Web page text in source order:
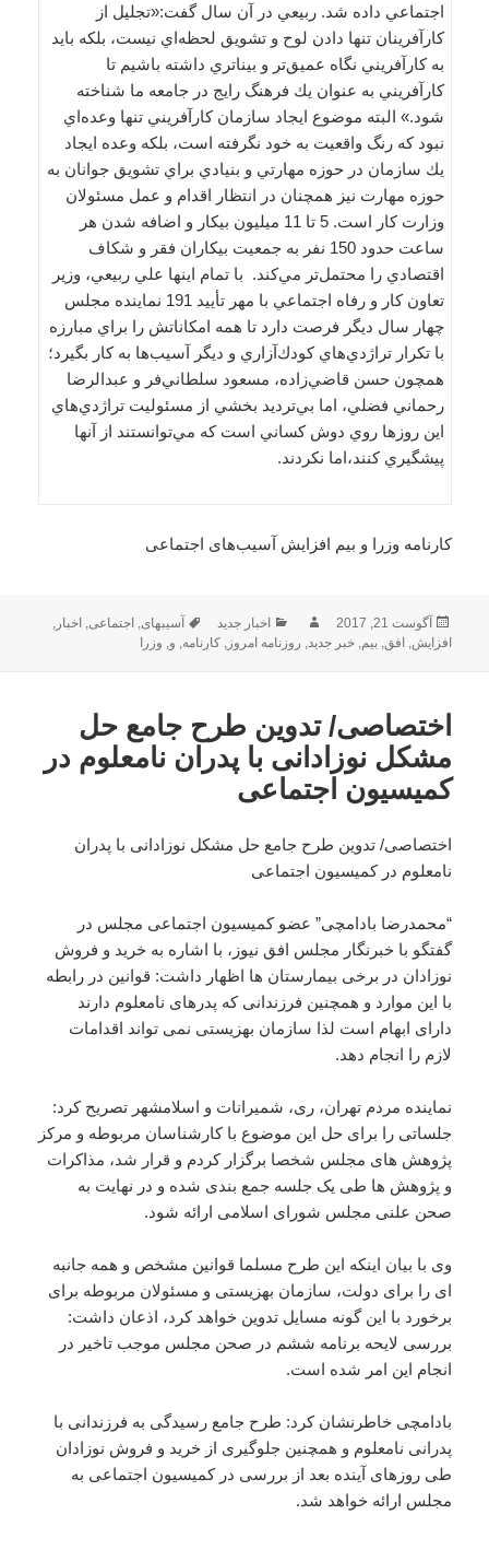
اجتماعي داده شد. ربيعي در آن سال گفت‌:«تجليل از
كارآفرينان تنها دادن لوح و تشويق لحظه‌اي نيست، بلكه بايد
به كارآفريني نگاه عميق‌تر و بيناتري داشته باشيم تا
كارآفريني به عنوان يك فرهنگ رايج در جامعه ما شناخته
شود.» البته موضوع ايجاد سازمان كارآفريني تنها وعده‌اي
نبود كه رنگ واقعيت به خود نگرفته است، بلكه وعده‌ ايجاد
يك سازمان در حوزه مهارتي و بنيادي براي تشويق جوانان به
حوزه مهارت نيز همچنان در انتظار اقدام و عمل مسئولان
وزارت كار است. 5 تا 11 ميليون بيكار و اضافه شدن هر
ساعت حدود 150 نفر به جمعيت بيكاران فقر و شكاف
اقتصادي را محتمل‌تر مي‌كند. با تمام اينها علي ربيعي، وزير
تعاون كار و رفاه اجتماعي با مهر تأييد 191 نماينده مجلس
چهار سال ديگر فرصت دارد تا همه امكاناتش را براي مبارزه
با تكرار تراژدي‌هاي كودك‌آزاري و ديگر آسيب‌ها به كار بگيرد؛
همچون حسن قاضي‌زاده، ‌مسعود سلطاني‌فر و عبد‌الرضا
رحماني فضلي، اما بي‌ترديد بخشي از مسئوليت تراژدي‌هاي
اين روزها روي دوش كساني است كه مي‌توانستند از آنها
پيشگيري كنند،اما نكردند.
کارنامه وزرا و بیم افزایش آسیب‌های اجتماعی
ارسال
شده
آگوست 21, 2017 نویسندهدسته‌ها
اخبار جدید برچسب‌ها
آسیبهای, اجتماعی, اخبار,
افزایش, افق,بیم,خبر جدید, روزنامه امروز,کارنامه, و, وزرا
اختصاصی/ تدوین طرح جامع حل
مشکل نوزادانی با پدران نامعلوم در
کمیسیون اجتماعی
اختصاصی/ تدوین طرح جامع حل مشکل نوزادانی با پدران
نامعلوم در کمیسیون اجتماعی
“محمدرضا بادامچی” عضو کمیسیون اجتماعی مجلس در
گفتگو با خبرنگار مجلس افق نیوز ، با اشاره به خرید و فروش
نوزادان در برخی بیمارستان ها اظهار داشت: قوانین در رابطه
با این موارد و همچنین فرزندانی که پدرهای نامعلوم دارند
دارای ابهام است لذا سازمان بهزیستی نمی تواند اقدامات
لازم را انجام دهد.
نماینده مردم تهران، ری، شمیرانات و اسلامشهر تصریح کرد:
جلساتی را برای حل این موضوع با کارشناسان مربوطه و مرکز
پژوهش های مجلس شخصا برگزار کردم و قرار شد، مذاکرات
و پژوهش ها طی یک جلسه جمع بندی شده و در نهایت به
صحن علنی مجلس شورای اسلامی ارائه شود.
وی با بیان اینکه این طرح مسلما قوانین مشخص و همه جانبه
ای را برای دولت، سازمان بهزیستی و مسئولان مربوطه برای
برخورد با این گونه مسایل تدوین خواهد کرد، اذعان داشت:
بررسی لایحه برنامه ششم در صحن مجلس موجب تاخیر در
انجام این امر شده است.
بادامچی خاطرنشان کرد: طرح جامع رسیدگی به فرزندانی با
پدرانی نامعلوم و همچنین جلوگیری از خرید و فروش نوزادان
طی روزهای آینده بعد از بررسی در کمیسیون اجتماعی به
مجلس ارائه خواهد شد.